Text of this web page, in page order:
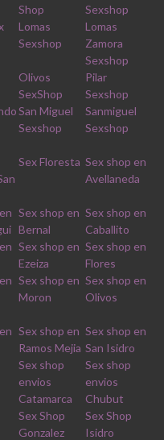
Shop
Sexshop
Lomas
Sexshop
Lomas
Zamora
Sexshop
Olivos
SexShop
Pilar
Sexshop
San Miguel
Sexshop
Sanmiguel
Sexshop
Sex Floresta Sex shop en
Avellaneda
Sex shop en
Bernal
Sex shop en
Caballito
Sex shop en
Ezeiza
Sex shop en
Flores
Sex shop en
Moron
Sex shop en
Olivos
Sex shop en
Ramos Mejia
Sex shop en
San Isidro
Sex shop
envios
Catamarca
Sex shop
envios
Chubut
Sex Shop
Gonzalez
Sex Shop
Isidro